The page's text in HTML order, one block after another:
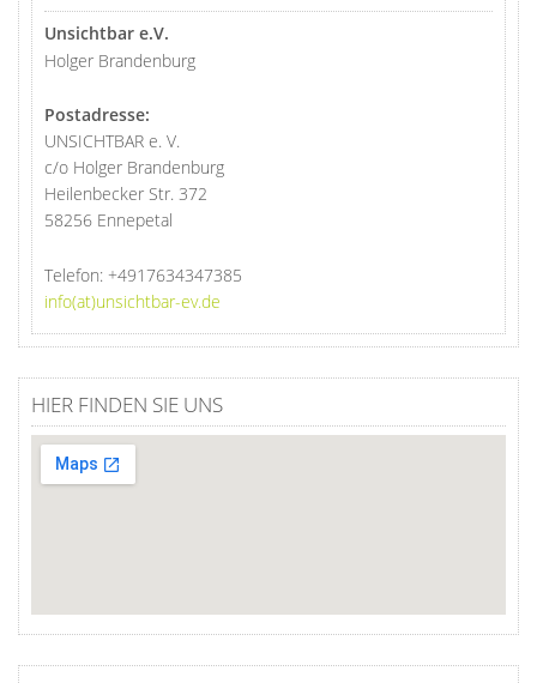
Unsichtbar e.V.
Holger Brandenburg
Postadresse:
UNSICHTBAR e. V.
c/o Holger Brandenburg
Heilenbecker Str. 372
58256 Ennepetal
Telefon: +4917634347385
info(at)unsichtbar-ev.de
HIER FINDEN SIE UNS